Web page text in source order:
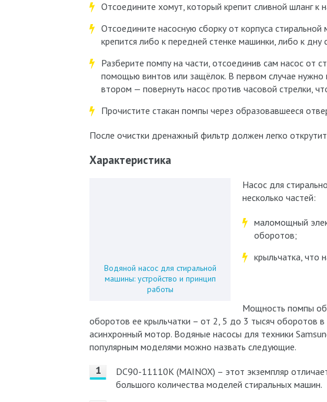
Отсоедините хомут, который крепит сливной шланг к
Отсоедините насосную сборку от корпуса
крепится либо к передней стенке машинки, либо к
Разберите помпу на части, отсоединив сам насос от
помощью винтов или защёлок. В первом случае
втором — повернуть насос против часовой стрелки,
Прочистите стакан помпы через образовавшееся
После очистки дренажный фильтр должен легко
Характеристика
Водяной насос для стиральной
машины: устройство и принцип
работы
Насос для
несколько частей:
маломощный
оборотов;
крыльчатка, что
Мощность помпы
оборотов ее крыльчатки – от 2, 5 до 3 тысяч оборотов
асинхронный мотор. Водяные насосы для техники
популярным моделями можно назвать следующие.
DC90-11110K (MAINOX) – этот экземпляр
большого количества моделей стиральных машин.